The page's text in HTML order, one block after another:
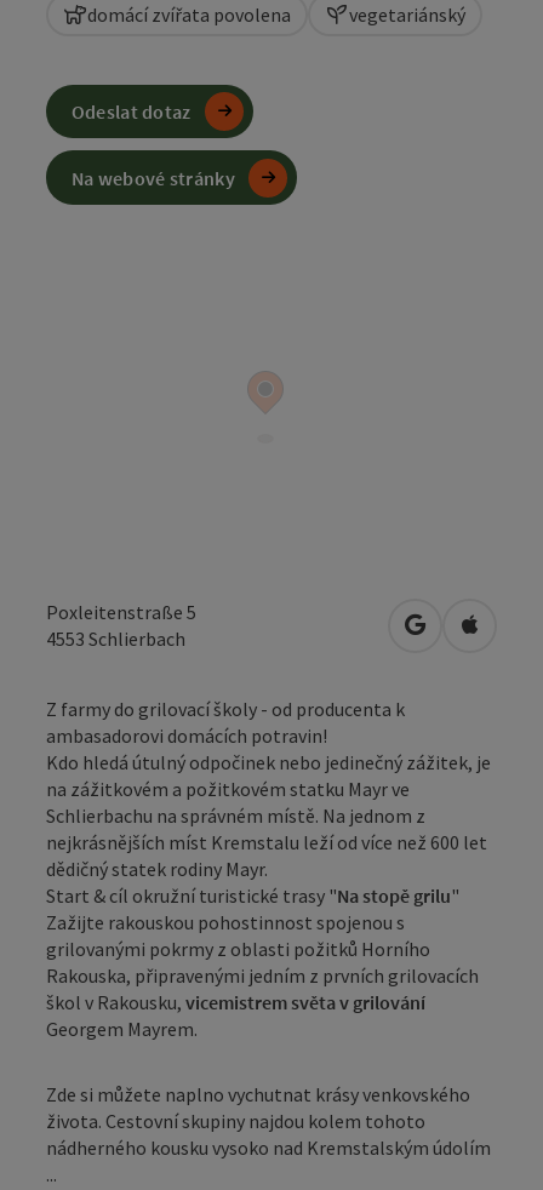
domácí zvířata povolena vegetariánský
Poxleitenstraße 5
4553 Schlierbach Otevřít vOtevřít
Z farmy do grilovací školy - od producenta k
ambasadorovi domácích potravin!
Kdo hledá útulný odpočinek nebo jedinečný zážitek, je
na zážitkovém a požitkovém statku Mayr ve
Schlierbachu na správném místě. Na jednom z
nejkrásnějších míst Kremstalu leží od více než 600 let
dědičný statek rodiny Mayr.
Start & cíl okružní turistické trasy "Na stopě grilu"
Zažijte rakouskou pohostinnost spojenou s
grilovanými pokrmy z oblasti požitků Horního
Rakouska, připravenými jedním z prvních grilovacích
škol v Rakousku, vicemistrem světa v grilování
Georgem Mayrem.
Zde si můžete naplno vychutnat krásy venkovského
života. Cestovní skupiny najdou kolem tohoto
nádherného kousku vysoko nad Kremstalským údolím
...
Odeslat dotaz
Na webové stránky